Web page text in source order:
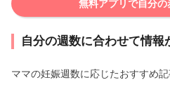
無料アプリで自分
自分の週数に合わせて情報
ママの妊娠週数に応じたおすすめ記